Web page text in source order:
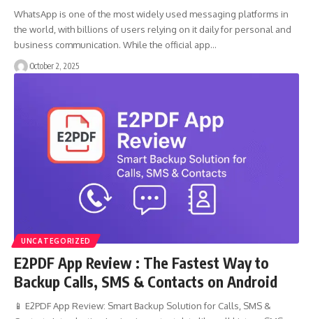
WhatsApp is one of the most widely used messaging platforms in
the world, with billions of users relying on it daily for personal and
business communication. While the official app…
October 2, 2025
UNCATEGORIZED
E2PDF App Review : The Fastest Way to
Backup Calls, SMS & Contacts on Android
📱 E2PDF App Review: Smart Backup Solution for Calls, SMS &